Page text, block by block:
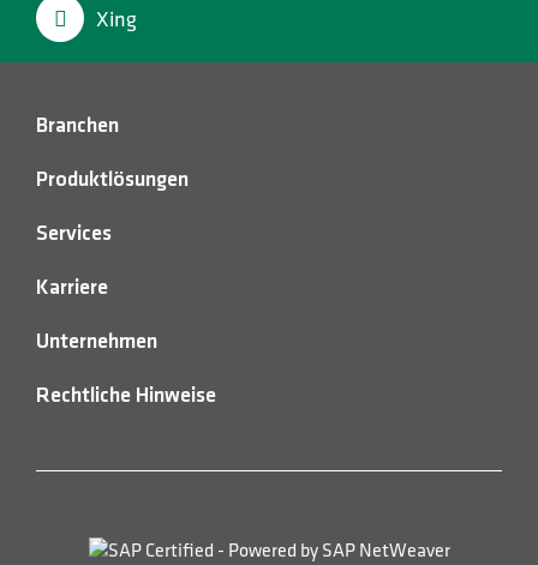
Xing
Branchen
Produktlösungen
Services
Karriere
Unternehmen
Rechtliche Hinweise